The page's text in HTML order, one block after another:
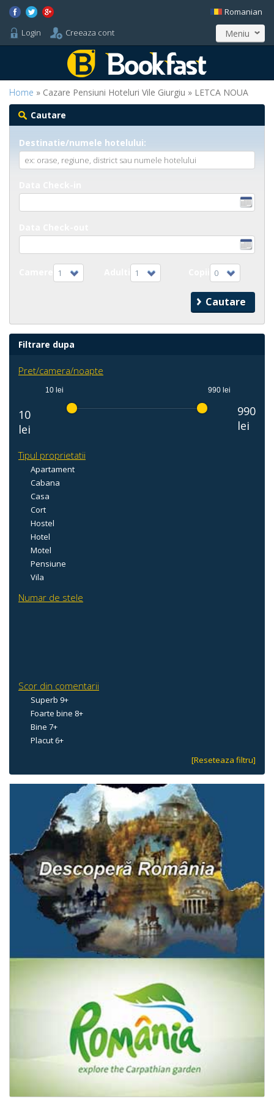
Login Creeaza cont
Romanian
Meniu
Home » Cazare Pensiuni Hoteluri Vile Giurgiu » LETCA NOUA
Cautare
Destinatie/numele hotelului:
1 1 0
Filtrare dupa
Pret/camera/noapte
10
lei
10 lei 990 lei
990
lei
Tipul proprietatii
Apartament
Cabana
Casa
Cort
Hostel
Hotel
Motel
Pensiune
Vila
Numar de stele
Scor din comentarii
Superb 9+
Foarte bine 8+
Bine 7+
Placut 6+
[Reseteaza filtru]